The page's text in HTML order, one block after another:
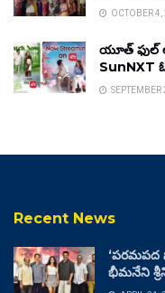
OCTOBER
యూత్ ఫుల్
SunNXT
Recent News
‘పరమపద
భీమనేని